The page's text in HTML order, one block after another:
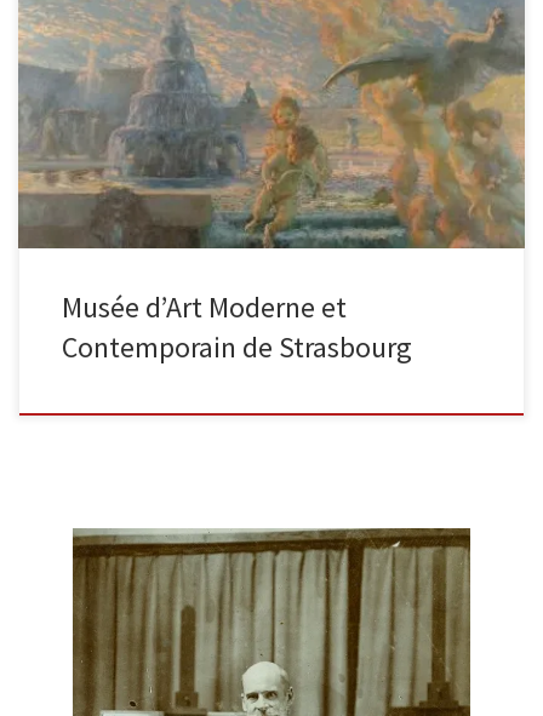
Voici une des plus belles collections des oeuvres de Gaston La
Touche conservée en France parmi les musées nationaux. Elles
[…]
Musée d’Art Moderne et
Contemporain de Strasbourg